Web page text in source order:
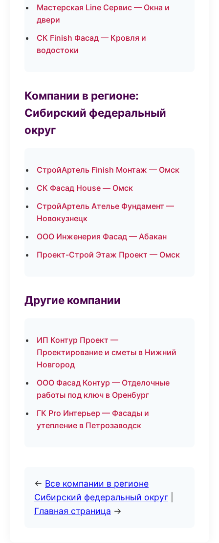
Мастерская Line Сервис — Окна и
двери
СК Finish Фасад — Кровля и
водостоки
Компании в регионе:
Сибирский федеральный
округ
СтройАртель Finish Монтаж — Омск
СК Фасад House — Омск
СтройАртель Ателье Фундамент —
Новокузнецк
ООО Инженерия Фасад — Абакан
Проект-Строй Этаж Проект — Омск
Другие компании
ИП Контур Проект —
Проектирование и сметы в Нижний
Новгород
ООО Фасад Контур — Отделочные
работы под ключ в Оренбург
ГК Pro Интерьер — Фасады и
утепление в Петрозаводск
← Все компании в регионе
Сибирский федеральный округ
Главная страница →